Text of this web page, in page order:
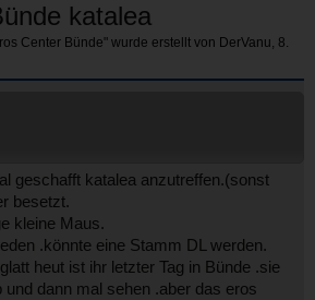
katalea
Center Bünde" wurde erstellt von DerVanu, 8.
geschafft katalea anzutreffen.(sonst
besetzt.
kleine Maus.
.könnte eine Stamm DL werden.
heut ist ihr letzter Tag in Bünde .sie
dann mal sehen .aber das eros